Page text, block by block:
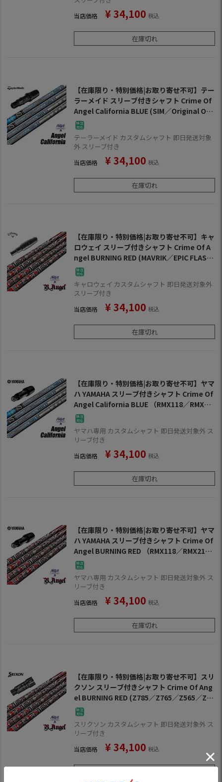
当店価格 ¥34,100 税込
在庫切れ
【在庫限り・特別価格|お取り寄せ不可】テー
ラーメイド スリーブ付きシャフト Crime Of
Angel California BLUE (SIM／Original On
e／Gloire F2／M6～M1／RBZ／R15)
テーラーメイド カスタムシャフト 即日発送対象
外 スリーブ付き
当店価格 ¥34,100 税込
在庫切れ
【在庫限り・特別価格|お取り寄せ不可】キャ
ロウェイ スリーブ付きシャフト Crime Of A
ngel BURNING RED (MAVRIK／EPIC FLASH
／ROGUE／GBB／BIG BERTHA／XR16／81
5／816)
キャロウェイ カスタムシャフト 即日発送対象外
スリーブ付き
当店価格 ¥34,100 税込
在庫切れ
【在庫限り・特別価格|お取り寄せ不可】ヤマ
ハ YAMAHA スリーブ付きシャフト Crime Of
Angel California BLUE （RMX118／RMX21
8／RMX116／RMX216 ） クライムオブエン
ジェル カリフォルニアブルー ゴルフ シャフ
ト
ヤマハ専用 カスタムシャフト 即日発送対象外 ス
リーブ付き
当店価格 ¥34,100 税込
在庫切れ
【在庫限り・特別価格|お取り寄せ不可】ヤマ
ハ YAMAHA スリーブ付きシャフト Crime Of
Angel BURNING RED （RMX118／RMX218
／RMX116／RMX216 ） クライムオブエンジ
ェル バーニングレッド ゴルフ シャフト
ヤマハ専用 カスタムシャフト 即日発送対象外 ス
リーブ付き
当店価格 ¥34,100 税込
在庫切れ
【在庫限り・特別価格|お取り寄せ不可】スリ
クソン スリーブ付きシャフト Crime Of Ang
el BURNING RED (Z785／Z765／Z565／Z94
5／Z745／Z545／Z925／Z725／Z525／ZF4
5)
スリクソン カスタムシャフト 即日発送対象外 ス
リーブ付き
当店価格 ¥34,100 税込